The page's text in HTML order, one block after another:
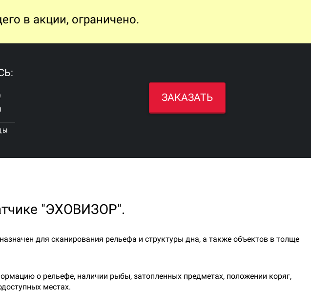
в акции, ограничено.
ЗАКАЗАТЬ
"ЭХОВИЗОР".
для сканирования рельефа и структуры дна, а также объектов в толще
о рельефе, наличии рыбы, затопленных предметах, положении коряг,
местах.